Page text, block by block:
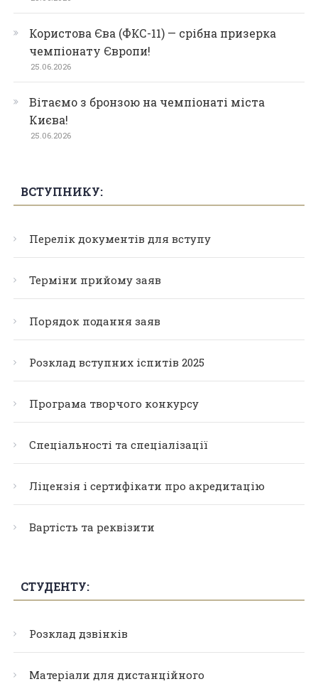
Користова Єва (ФКС-11) — срібна призерка
чемпіонату Європи!
25.06.2026
Вітаємо з бронзою на чемпіонаті міста
Києва!
25.06.2026
ВСТУПНИКУ:
Перелік документів для вступу
Терміни прийому заяв
Порядок подання заяв
Розклад вступних іспитів 2025
Програма творчого конкурсу
Спеціальності та спеціалізації
Ліцензія і сертифікати про акредитацію
Вартість та реквізити
СТУДЕНТУ:
Розклад дзвінків
Матеріали для дистанційного